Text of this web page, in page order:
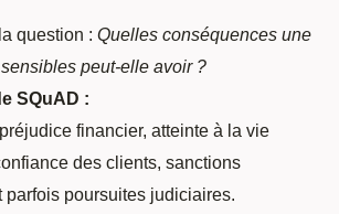
question : Quelles conséquences une
peut-elle avoir ?
SQuAD :
financier, atteinte à la vie
des clients, sanctions
parfois poursuites judiciaires.